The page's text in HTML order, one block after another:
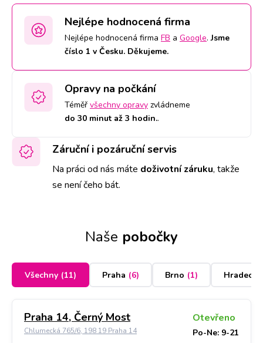
Nejlépe hodnocená firma
Nejlépe hodnocená firma FB a Google.Jsme
číslo 1 v Česku. Děkujeme.
Opravy na počkání
Téměř všechny opravy zvládneme
do 30 minut až 3 hodin..
Záruční i pozáruční servis
Na práci od nás máte doživotní záruku, takže
se není čeho bát.
Naše pobočky
Všechny (11) Praha (6) Brno (1) Hradec
Praha 14, Černý Most
Chlumecká 765/6, 198 19 Praha 14
Otevřeno
Po-Ne: 9-21